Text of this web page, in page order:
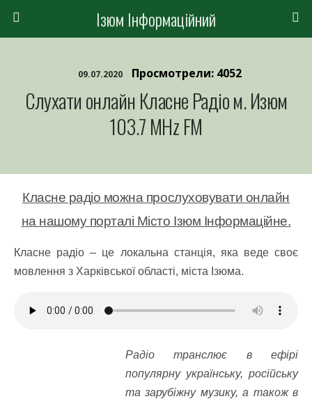
Ізюм Інформаційний
09.07.2020 Просмотрели: 4052
Слухати онлайн Класне Радіо м. Изюм
103.7 MHz FM
Класне радіо можна прослуховувати онлайн
на нашому порталі Місто Ізюм Інформаційне.
Класне радіо – це локальна станція, яка веде своє
мовлення з Харківської області, міста Ізюма.
Радіо транслює в ефірі
популярну українську, російську
та зарубіжну музику, а також в